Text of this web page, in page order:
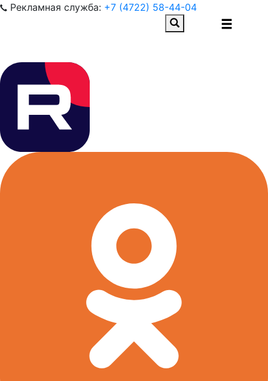
Рекламная служба: +7 (4722) 58-44-04